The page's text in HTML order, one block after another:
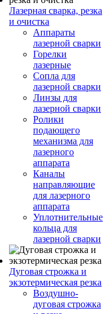
Лазерная сварка, резка
и очистка
Аппараты
лазерной сварки
Горелки
лазерные
Сопла для
лазерной сварки
Линзы для
лазерной сварки
Ролики
подающего
механизма для
лазерного
аппарата
Каналы
направляющие
для лазерного
аппарата
Уплотнительные
кольца для
лазерной сварки
Дуговая строжка и
экзотермическая резка
Воздушно-
дуговая строжка